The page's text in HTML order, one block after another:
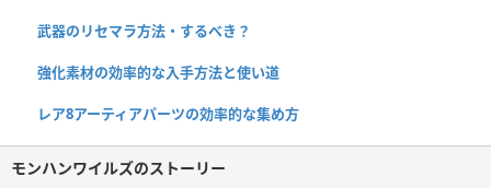
武器のリセマラ方法・するべき？
強化素材の効率的な入手方法と使い道
レア8アーティアパーツの効率的な集め方
モンハンワイルズのストーリー